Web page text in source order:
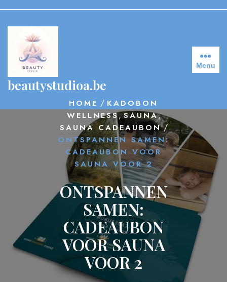
content
beautystudioa.be
Menu
HOME / KADOBON
WELLNESS,SAUNA,
SAUNA CADEAUBON/
ONTSPANNEN SAMEN:
CADEAUBON VOOR
SAUNA VOOR 2
ONTSPANNEN
SAMEN:
CADEAUBON
VOOR SAUNA
VOOR 2